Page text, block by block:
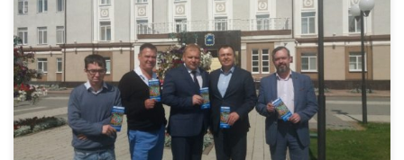
Продолжается активная подготовка к V Форуму Общественной палаты
Тюменской области «Синергия Сибири − 2019: социальное партнерство».
Очередной этап презентации Форума прошёл 7 августа 2019 года